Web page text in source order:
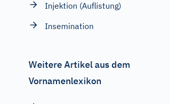
Injektion (Auflistung)
Insemination
Weitere Artikel aus dem
Vornamenlexikon